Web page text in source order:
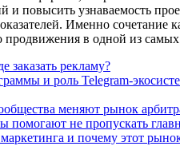
и повысить узнаваемость
Именно
продвижения в одной из
рекламу?
и роль Telegram-
меняют рынок
помогают не пропускать
и почему этот